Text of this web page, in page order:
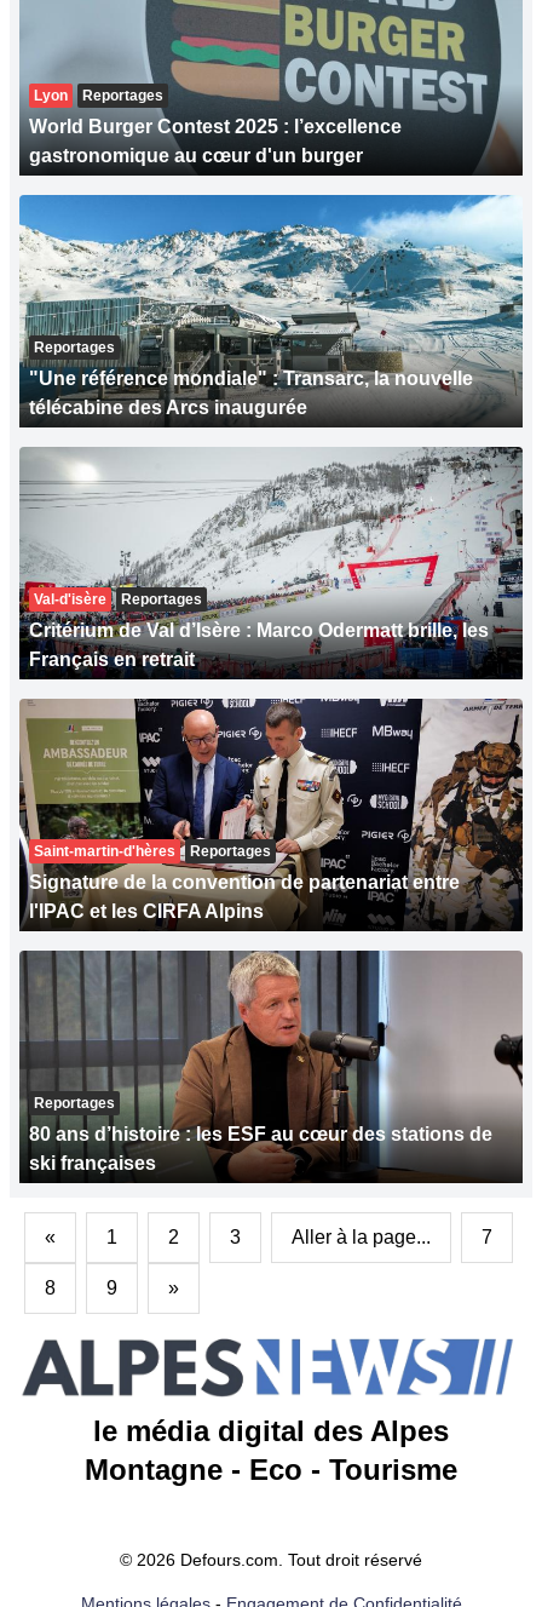
Lyon Reportages
World Burger Contest 2025 : l’excellence
gastronomique au cœur d'un burger
Reportages
"Une référence mondiale" : Transarc, la nouvelle
télécabine des Arcs inaugurée
Val-d'isère Reportages
Critérium de Val d’Isère : Marco Odermatt brille, les
Français en retrait
Saint-martin-d'hères Reportages
Signature de la convention de partenariat entre
l'IPAC et les CIRFA Alpins
Reportages
80 ans d’histoire : les ESF au cœur des stations de
ski françaises
« 1 2 3 Aller à la page... 7
8 9 »
le média digital des Alpes
Montagne - Eco - Tourisme
© 2026 Defours.com. Tout droit réservé
Mentions légales- Engagement de Confidentialité